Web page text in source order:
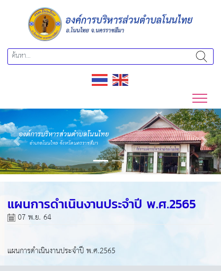
Previous Next
แผนการดำเนินงานประจำปี พ.ศ.2565
07 พ.ย. 64
แผนการดำเนินงานประจำปี พ.ศ.2565